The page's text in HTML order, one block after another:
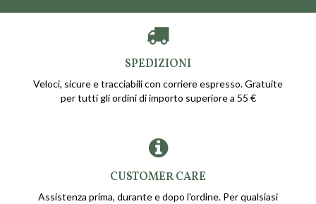
SPEDIZIONI
Veloci, sicure e tracciabili con corriere espresso. Gratuite
per tutti gli ordini di importo superiore a 55 €
CUSTOMER CARE
Assistenza prima, durante e dopo l'ordine. Per qualsiasi